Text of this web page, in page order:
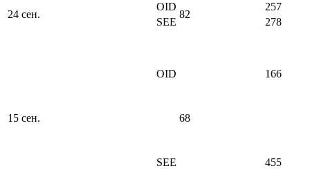
24 сен.
OID
82
257
SEE
278
15 сен.
OID
68
166
SEE 455